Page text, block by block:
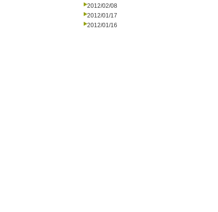
2012/02/08
2012/01/17
2012/01/16